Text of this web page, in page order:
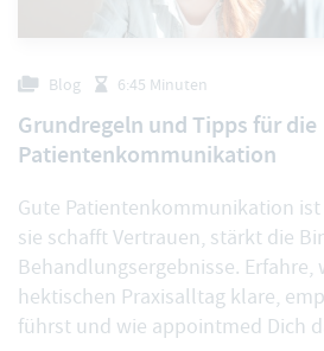
Blog 6:45 Minuten
Grundregeln und Tipps für die
Patientenkommunikation
Gute Patientenkommunikation
sie schafft Vertrauen, stärkt die
Behandlungsergebnisse. Erfahre,
hektischen Praxisalltag klare,
führst und wie appointmed Dich